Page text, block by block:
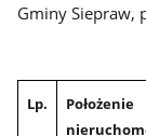
Gminy Siepraw,
Lp.
Położenie